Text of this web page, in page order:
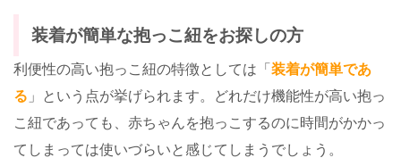
装着が簡単な抱っこ紐をお探しの方
利便性の高い抱っこ紐の特徴としては「 装着が簡単であ
る 」という点が挙げられます。どれだけ機能性が高い抱っ
こ紐であっても、赤ちゃんを抱っこするのに時間がかかっ
てしまっては使いづらいと感じてしまうでしょう。